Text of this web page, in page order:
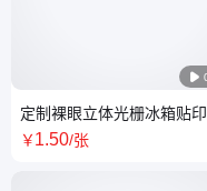

定制裸眼立体光栅冰箱贴印
刷，生产3D光栅胶片材料，
￥1.50/张